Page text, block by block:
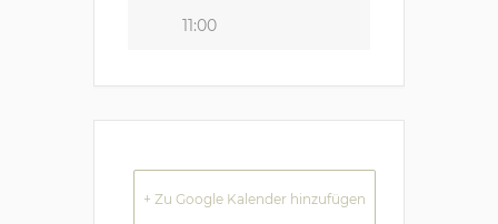
11:00
+ Zu Google Kalender hinzufügen